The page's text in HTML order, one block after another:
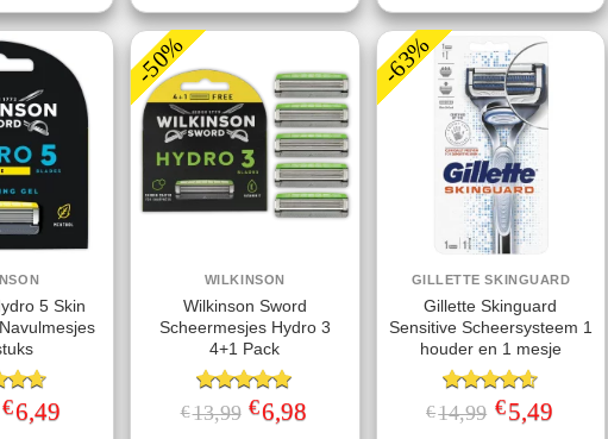
5 Skin
5
Oorspronkelijke
prijs
€6,49
-50%
WILKINSON
Wilkinson Sword
Scheermesjes Hydro 3
4+1 Pack
Gewaardeerd
5.00 uit 5
€13,99 Oorspronkelijke
prijs
€6,98
-63%
GILLETTE SKINGUARD
Gillette Skinguard
Sensitive Scheersysteem 1
houder en 1 mesje
Gewaardeerd
4.60 uit 5
€14,99 Oorspronkelijke
prijs
€5,49Huidige